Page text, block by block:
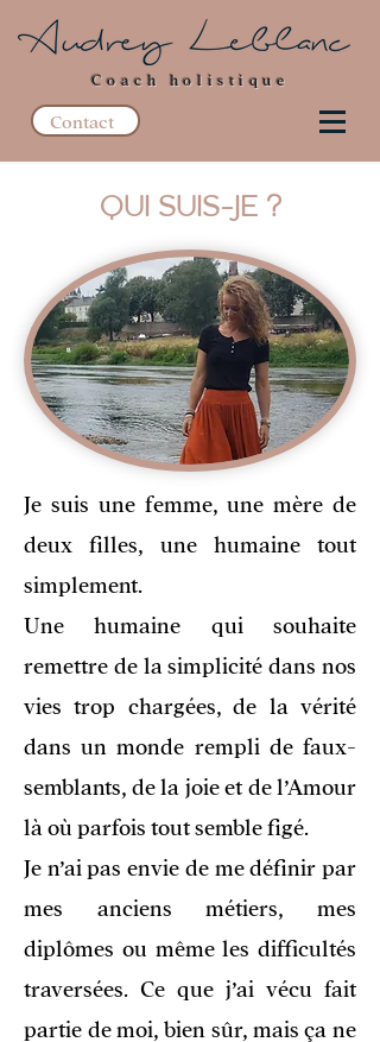
Coach holistique
Contact
QUI SUIS-JE ?
Je suis une femme, une mère de
deux filles, une humaine tout
simplement.
Une humaine qui souhaite
remettre de la simplicité dans nos
vies trop chargées, de la vérité
dans un monde rempli de faux-
semblants, de la joie et de l’Amour
là où parfois tout semble figé.
Je n’ai pas envie de me définir par
mes anciens métiers, mes
diplômes ou même les difficultés
traversées. Ce que j’ai vécu fait
partie de moi, bien sûr, mais ça ne